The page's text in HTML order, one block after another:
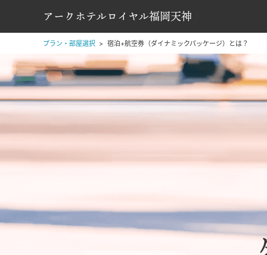
アークホテルロイヤル福岡天神
プラン・部屋選択 宿泊+航空券（ダイナミックパッケージ）とは？